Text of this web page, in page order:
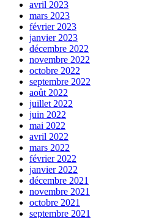
avril 2023
mars 2023
février 2023
janvier 2023
décembre 2022
novembre 2022
octobre 2022
septembre 2022
août 2022
juillet 2022
juin 2022
mai 2022
avril 2022
mars 2022
février 2022
janvier 2022
décembre 2021
novembre 2021
octobre 2021
septembre 2021